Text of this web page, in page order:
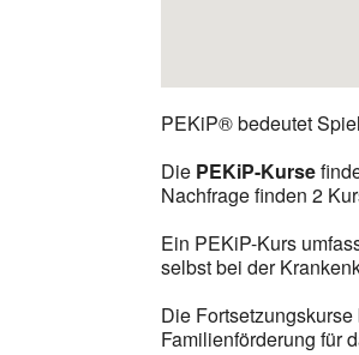
PEKiP® bedeutet
Die PEKiP-Kurse
Nachfrage finden 2
Ein PEKiP-Kurs
selbst bei der
Die
Familienförderung für